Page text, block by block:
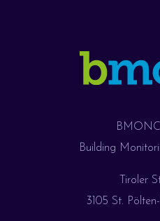
Building
Tiroler
3105 St.